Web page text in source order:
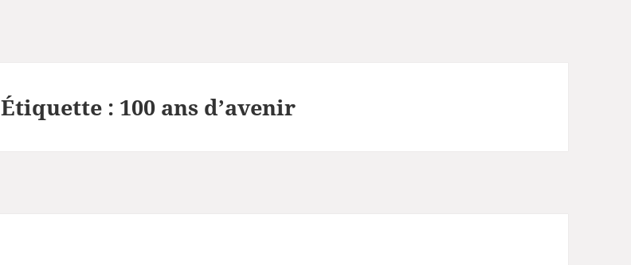
Étiquette : 100 ans d’avenir